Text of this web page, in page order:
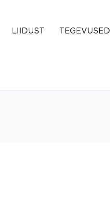
LIIDUST TEGEVUSED